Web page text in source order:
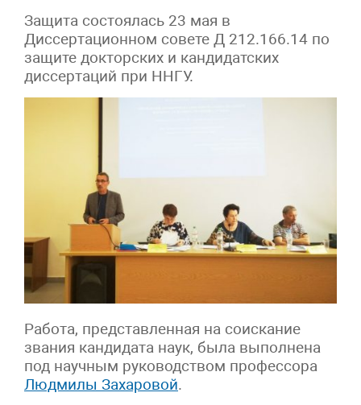
Защита состоялась 23 мая в
Диссертационном совете Д 212.166.14 по
защите докторских и кандидатских
диссертаций при ННГУ.
Работа, представленная на соискание
звания кандидата наук, была выполнена
под научным руководством профессора
Людмилы Захаровой.